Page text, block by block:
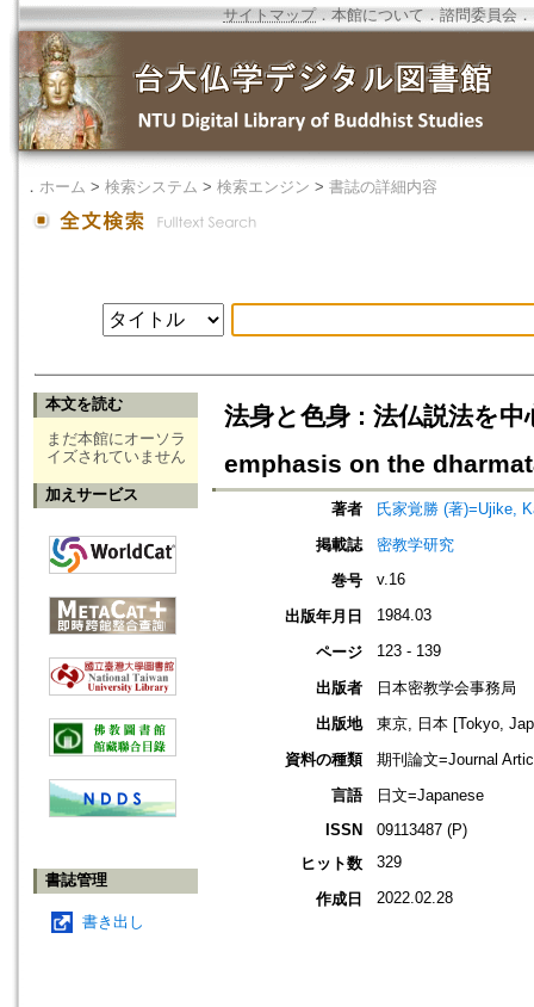
サイトマップ．本館について ． 諮問委員会 ．
． ホーム > 検索システム > 検索エンジン > 書誌の詳細内容
本文を読む
まだ本館にオーソラ
イズされていません
加えサービス
書誌管理
書き出し
法身と色身 : 法仏説法を
emphasis on the
著者
氏家覚勝 (著)=Ujike,
掲載誌
密教学研究
巻号
v.16
出版年月日 1984.03
ページ 123 - 139
出版者
日本密教学会事務局
出版地
東京, 日本 [Tokyo,
資料の種類
期刊論文=Journal
言語
日文=Japanese
ISSN
09113487 (P)
ヒット数
329
作成日 2022.02.28